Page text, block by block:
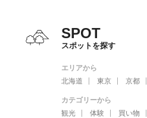
SPOT
スポットを探す
エリアから
北海道
東京 京都
カテゴリーから
観光
体験 買い物